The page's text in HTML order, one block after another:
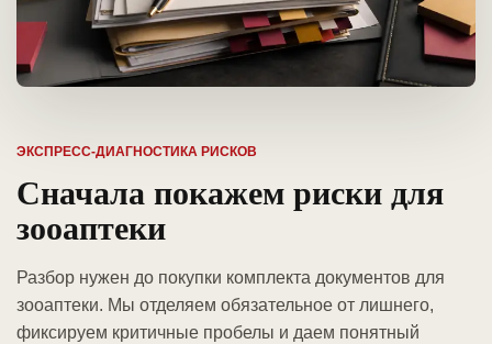
ЭКСПРЕСС-ДИАГНОСТИКА РИСКОВ
Сначала покажем риски для
зооаптеки
Разбор нужен до покупки комплекта документов для
зооаптеки. Мы отделяем обязательное от лишнего,
фиксируем критичные пробелы и даем понятный